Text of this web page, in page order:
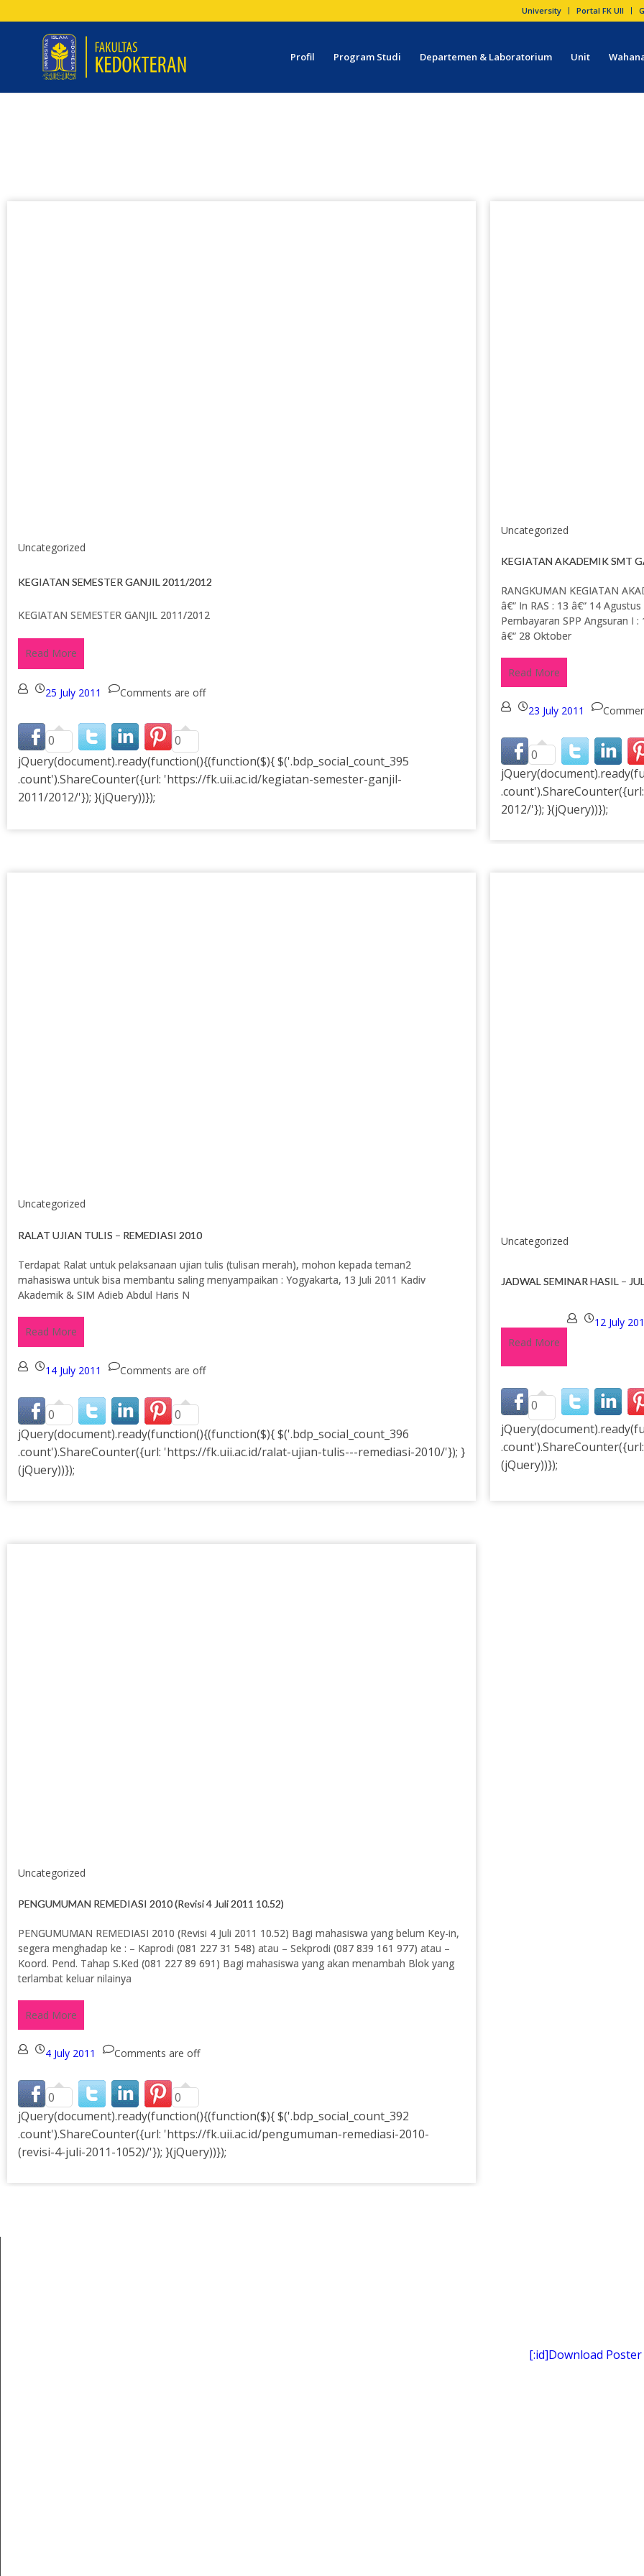
University Portal FK UII
Profil Program Studi Departemen & Laboratorium Unit
Uncategorized
KEGIATAN SEMESTER GANJIL 2011/2012
KEGIATAN SEMESTER GANJIL 2011/2012
Read More
25 July 2011 Comments are off
0 0
Uncategorized
KEGIATAN AKADEMIK SMT
RANGKUMAN KEGIATAN
â€“ In RAS : 13 â€“ 14
Pembayaran SPP
â€“ 28 Oktober
Read More
23 July 2011
0
Uncategorized
RALAT UJIAN TULIS – REMEDIASI 2010
Terdapat Ralat untuk pelaksanaan ujian tulis (tulisan merah), mohon kepada teman2
mahasiswa untuk bisa membantu saling menyampaikan : Yogyakarta, 13 Juli 2011 Kadiv
Akademik & SIM Adieb Abdul Haris N
Read More
14 July 2011 Comments are off
0 0
Uncategorized
JADWAL SEMINAR HASIL –
Read More
12 July
0
Uncategorized
PENGUMUMAN REMEDIASI 2010 (Revisi 4 Juli 2011 10.52)
PENGUMUMAN REMEDIASI 2010 (Revisi 4 Juli 2011 10.52) Bagi mahasiswa yang belum Key-in,
segera menghadap ke : – Kaprodi (081 227 31 548) atau – Sekprodi (087 839 161 977) atau –
Koord. Pend. Tahap S.Ked (081 227 89 691) Bagi mahasiswa yang akan menambah Blok yang
terlambat keluar nilainya
Read More
4 July 2011 Comments are off
0 0
[:id]Download